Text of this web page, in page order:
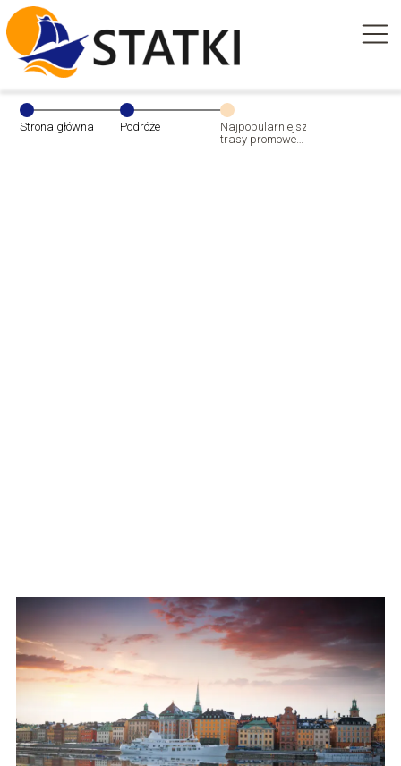
Strona główna Podróże
Najpopularniejsze
trasy promowe